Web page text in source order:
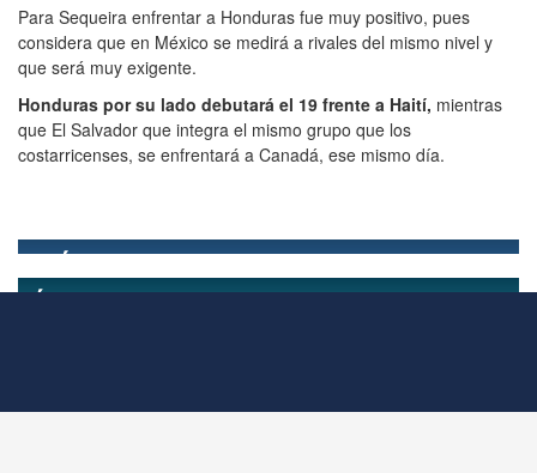
Para Sequeira enfrentar a Honduras fue muy positivo, pues
considera que en México se medirá a rivales del mismo nivel y
que será muy exigente.
Honduras por su lado debutará el 19 frente a Haití, mientras
que El Salvador que integra el mismo grupo que los
costarricenses, se enfrentará a Canadá, ese mismo día.